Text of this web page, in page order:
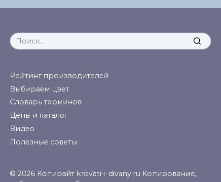
Search
for:
Рейтинг производителей
Выбираем цвет
Словарь терминов
Цены и каталог
Видео
Полезные советы
© 2026 Копирайт krovati-i-divany.ru Копирование,